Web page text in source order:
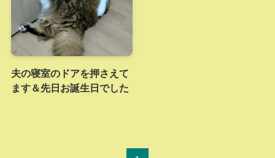
夫の寝室のドアを押さえて
ます＆先日お誕生日でした